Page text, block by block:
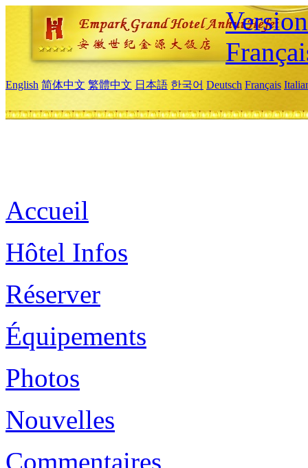
English 简体中文 繁體中文 日本語 한국어 Deutsch Français
Accueil
Hôtel Infos
Réserver
Équipements
Photos
Nouvelles
Commentaires